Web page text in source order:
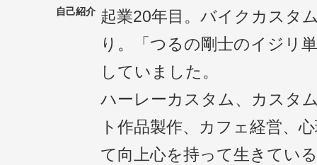
自己紹介 起業20年目。バイクカスタ
り。「つるの剛士のイジリ
していました。
ハーレーカスタム、カスタ
ト作品製作、カフェ経営、
て向上心を持って生きてい